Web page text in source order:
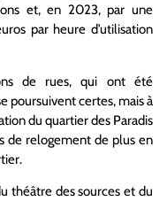
et, en 2023, par une
par heure d’utilisation
de rues, qui ont été
poursuivent certes, mais à
du quartier des Paradis
de relogement de plus en
théâtre des sources et du